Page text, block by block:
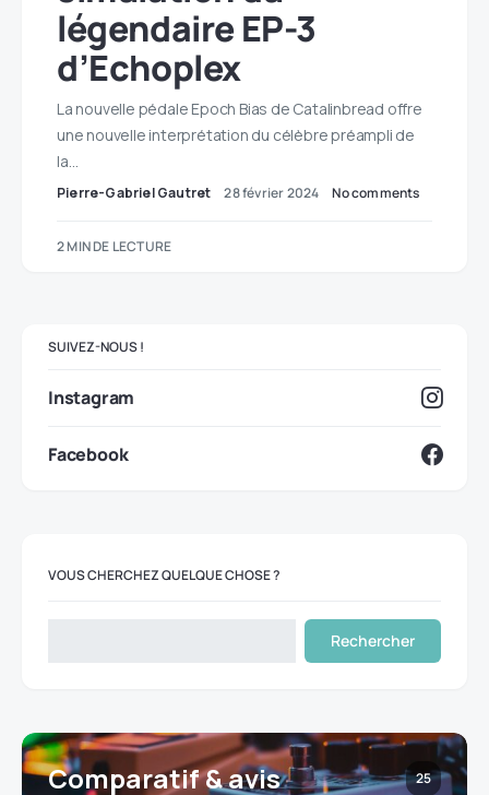
légendaire EP-3
d’Echoplex
La nouvelle pédale Epoch Bias de Catalinbread offre
une nouvelle interprétation du célèbre préampli de
la…
Pierre-Gabriel Gautret 28 février 2024 No comments
2 MIN DE LECTURE
SUIVEZ-NOUS !
Instagram
Facebook
VOUS CHERCHEZ QUELQUE CHOSE ?
Rechercher
Comparatif & avis 25